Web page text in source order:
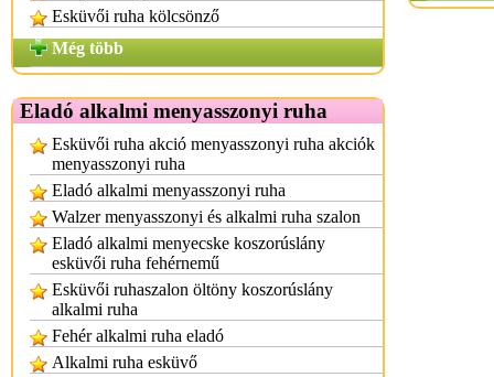
Esküvői ruha kölcsönző
Még több
Eladó alkalmi menyasszonyi ruha
Esküvői ruha akció menyasszonyi ruha akciók
menyasszonyi ruha
Eladó alkalmi menyasszonyi ruha
Walzer menyasszonyi és alkalmi ruha szalon
Eladó alkalmi menyecske koszorúslány
esküvői ruha fehérnemű
Esküvői ruhaszalon öltöny koszorúslány
alkalmi ruha
Fehér alkalmi ruha eladó
Alkalmi ruha esküvő